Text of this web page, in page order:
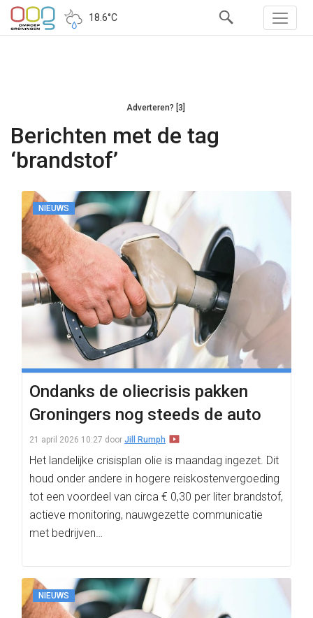
18.6°C
Adverteren? [3]
Berichten met de tag
‘brandstof’
NIEUWS
Ondanks de oliecrisis pakken
Groningers nog steeds de auto
21 april 2026 10:27 door Jill Rumph
Het landelijke crisisplan olie is maandag ingezet. Dit
houd onder andere in hogere reiskostenvergoeding
tot een voordeel van circa € 0,30 per liter brandstof,
actieve monitoring, nauwgezette communicatie
met bedrijven…
NIEUWS